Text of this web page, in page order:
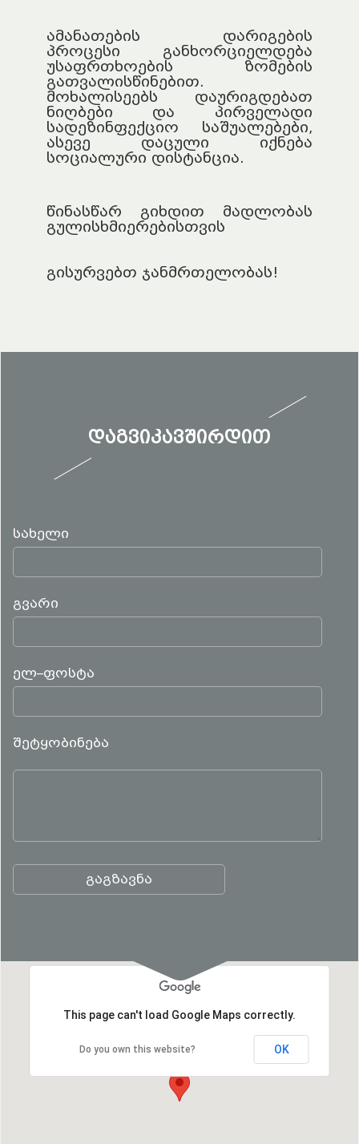
ამანათების დარიგების
პროცესი განხორციელდება
უსაფრთხოების ზომების
გათვალისწინებით.
მოხალისეებს დაურიგდებათ
ნიღბები და პირველადი
სადეზინფექციო საშუალებები,
ასევე დაცული იქნება
სოციალური დისტანცია.
წინასწარ გიხდით მადლობას
გულისხმიერებისთვის
გისურვებთ ჯანმრთელობას!
დაგვიკავშირდით
სახელი
გვარი
ელ–ფოსტა
შეტყობინება
გაგზავნა
This page can't load Google Maps correctly.
Do you own this website? OK